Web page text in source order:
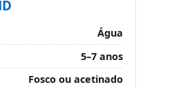
Água
5–7 anos
Fosco ou acetinado